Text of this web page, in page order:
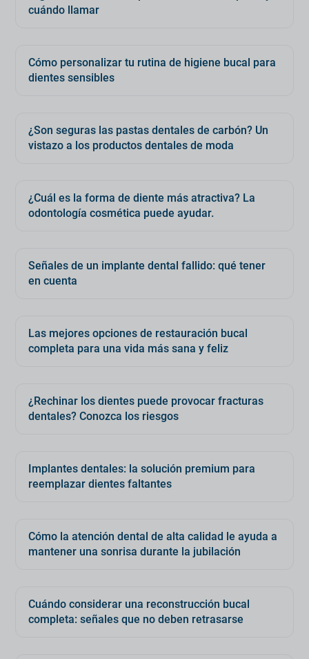
cuándo llamar
Cómo personalizar tu rutina de higiene bucal para
dientes sensibles
¿Son seguras las pastas dentales de carbón? Un
vistazo a los productos dentales de moda
¿Cuál es la forma de diente más atractiva? La
odontología cosmética puede ayudar.
Señales de un implante dental fallido: qué tener
en cuenta
Las mejores opciones de restauración bucal
completa para una vida más sana y feliz
¿Rechinar los dientes puede provocar fracturas
dentales? Conozca los riesgos
Implantes dentales: la solución premium para
reemplazar dientes faltantes
Cómo la atención dental de alta calidad le ayuda a
mantener una sonrisa durante la jubilación
Cuándo considerar una reconstrucción bucal
completa: señales que no deben retrasarse